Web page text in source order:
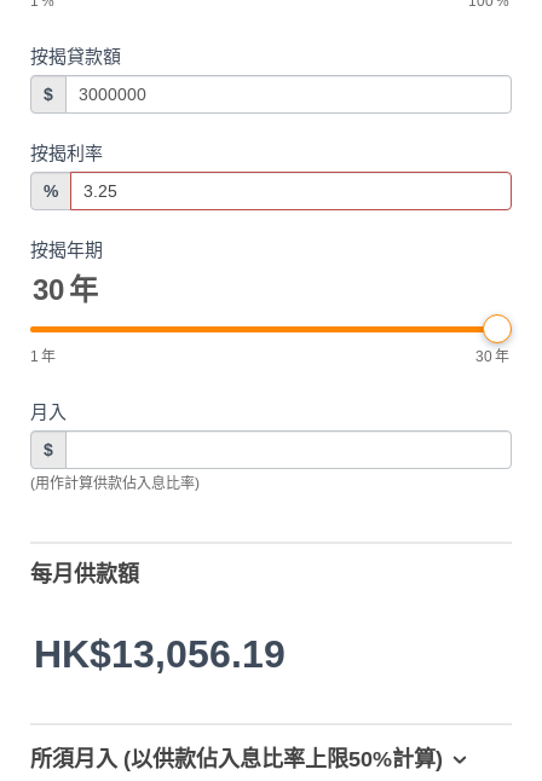
按揭貸款額
$
按揭利率
%
按揭年期
30年
1 年 30年
月入
$
(用作計算供款佔入息比率)
每月供款額
HK$13,056.19
所須月入 (以供款佔入息比率上限50%計算)